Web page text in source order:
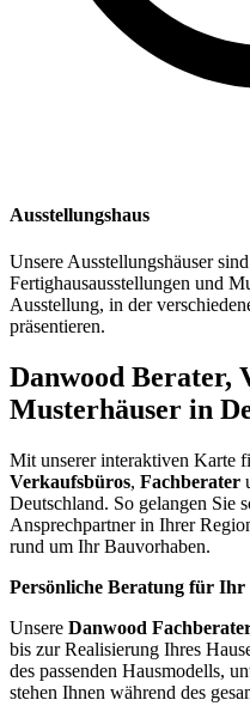
Ausstellungshaus
Unsere Ausstellungshäuser
Fertighausausstellungen und
Ausstellung, in der
präsentieren.
Danwood Berater,
Musterhäuser in
Mit unserer interaktiven Karte
Verkaufsbüros, Fachberater
Deutschland. So gelangen Sie
Ansprechpartner in Ihrer
rund um Ihr Bauvorhaben.
Persönliche Beratung für Ihr
Unsere Danwood
bis zur Realisierung Ihres
des passenden Hausmodells,
stehen Ihnen während des